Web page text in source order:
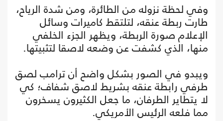
وفي لحظة نزوله من الطائرة، ومن شدة الرياح،
طارت ربطة عنقه، لتلتقط كاميرات وسائل
الإعلام صورة الربطة، ويظهر الجزء الخلفي
منها، الذي كشفت عن وضعه لاصقا لتثبيتها.
ويبدو في الصور بشكل واضح أن ترامب لصق
طرفي رابطة عنقه بشريط لاصق شفاف؛ كي
لا يتطاير الطرفان، ما جعل الكثيرون يسخرون
مما فلعه الرئيس الأمريكي.